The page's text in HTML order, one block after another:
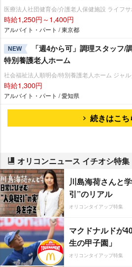
医療法人社団健育会/介護老人保健施設 ライフ
時給1,250円～1,400円
アルバイト・パート / 東京都
NEW
「週4から可」調理スタッフ/
特別養護老人ホーム
社会福祉法人順明会/特別養護老人ホーム ジャ
時給1,300円
アルバイト・パート / 愛知県
続きはこち
オリコンニュース イチオシ特集
川島海荷さんと
引”のリアル
オリコンタイアップ特集
マクドナルドが
生の甲子園」
オリコンタイアップ特集